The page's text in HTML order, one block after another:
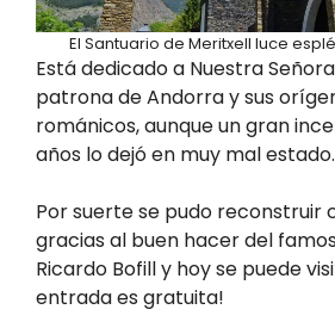
El Santuario de Meritxell luce
Está dedicado a Nuestra
patrona de Andorra y sus
románicos, aunque un gran
años lo dejó en muy mal estado.
Por suerte se pudo reconstruir
gracias al buen hacer del
Ricardo Bofill y hoy se puede
entrada es gratuita!